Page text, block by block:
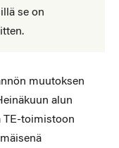
se on
muutoksen
alun
TE-toimistoon